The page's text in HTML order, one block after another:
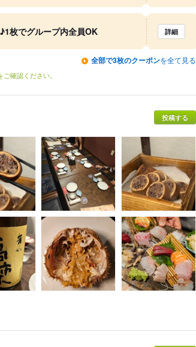
枚でグループ内全員OK 詳細
全部で3枚のクーポンを全て見る
確認ください。
投稿する